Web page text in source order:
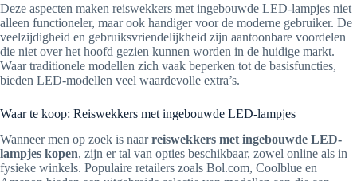
Deze aspecten maken reiswekkers met ingebouwde LED-lampjes niet
alleen functioneler, maar ook handiger voor de moderne gebruiker. De
veelzijdigheid en gebruiksvriendelijkheid zijn aantoonbare voordelen
die niet over het hoofd gezien kunnen worden in de huidige markt.
Waar traditionele modellen zich vaak beperken tot de basisfuncties,
bieden LED-modellen veel waardevolle extra’s.
Waar te koop: Reiswekkers met ingebouwde LED-lampjes
Wanneer men op zoek is naarreiswekkers met ingebouwde LED-
lampjes kopen, zijn er tal van opties beschikbaar, zowel online als in
fysieke winkels. Populaire retailers zoals Bol.com, Coolblue en